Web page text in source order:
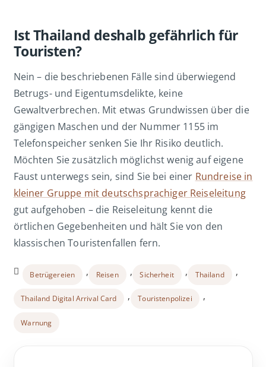
Ist Thailand deshalb gefährlich für
Touristen?
Nein – die beschriebenen Fälle sind überwiegend
Betrugs- und Eigentumsdelikte, keine
Gewaltverbrechen. Mit etwas Grundwissen über die
gängigen Maschen und der Nummer 1155 im
Telefonspeicher senken Sie Ihr Risiko deutlich.
Möchten Sie zusätzlich möglichst wenig auf eigene
Faust unterwegs sein, sind Sie bei einer Rundreise in
kleiner Gruppe mit deutschsprachiger Reiseleitung
gut aufgehoben – die Reiseleitung kennt die
örtlichen Gegebenheiten und hält Sie von den
klassischen Touristenfallen fern.
Betrügereien , Reisen , Sicherheit , Thailand ,
Thailand Digital Arrival Card , Touristenpolizei ,
Warnung